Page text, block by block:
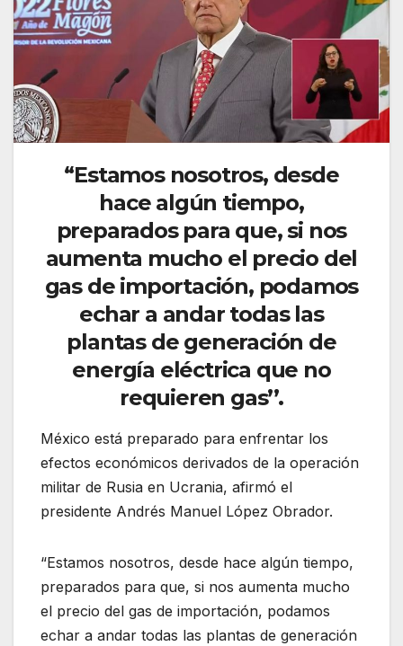
“Estamos nosotros, desde
hace algún tiempo,
preparados para que, si nos
aumenta mucho el precio del
gas de importación, podamos
echar a andar todas las
plantas de generación de
energía eléctrica que no
requieren gas’’.
México está preparado para enfrentar los
efectos económicos derivados de la operación
militar de Rusia en Ucrania, afirmó el
presidente Andrés Manuel López Obrador.
“Estamos nosotros, desde hace algún tiempo,
preparados para que, si nos aumenta mucho
el precio del gas de importación, podamos
echar a andar todas las plantas de generación